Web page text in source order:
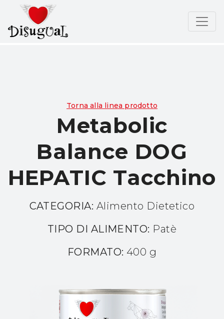
Torna alla linea prodotto
Metabolic
Balance DOG
HEPATIC Tacchino
CATEGORIA: Alimento Dietetico
TIPO DI ALIMENTO: Patè
FORMATO: 400 g